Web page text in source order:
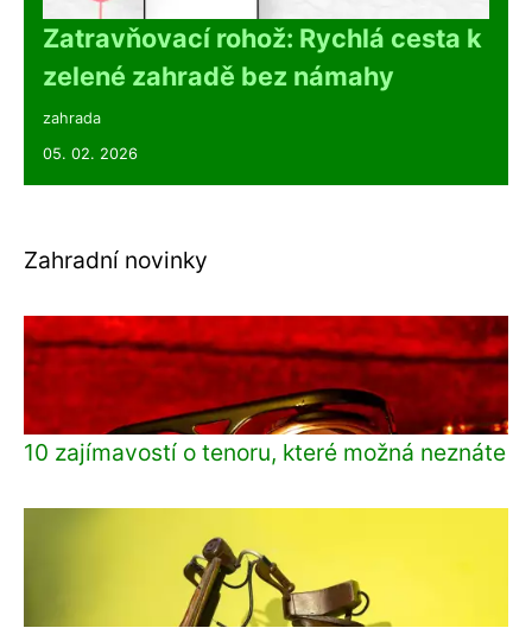
Zatravňovací rohož: Rychlá cesta k
zelené zahradě bez námahy
zahrada
05. 02. 2026
Zahradní novinky
10 zajímavostí o tenoru, které možná neznáte